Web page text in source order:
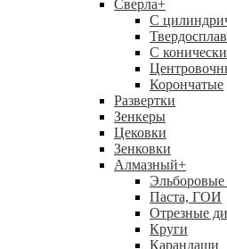
Сверла+
С
С
Корончатые
Развертки
Зенкеры
Цековки
Зенковки
Алмазный+
Эльборовые
Паста, ГОИ
Отрезные
Круги
Карандаши